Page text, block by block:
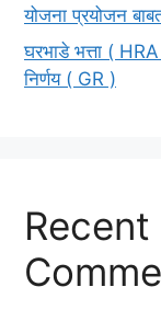
योजना प्रयोजन
घरभाडे भत्ता (
निर्णय ( GR )
Recent